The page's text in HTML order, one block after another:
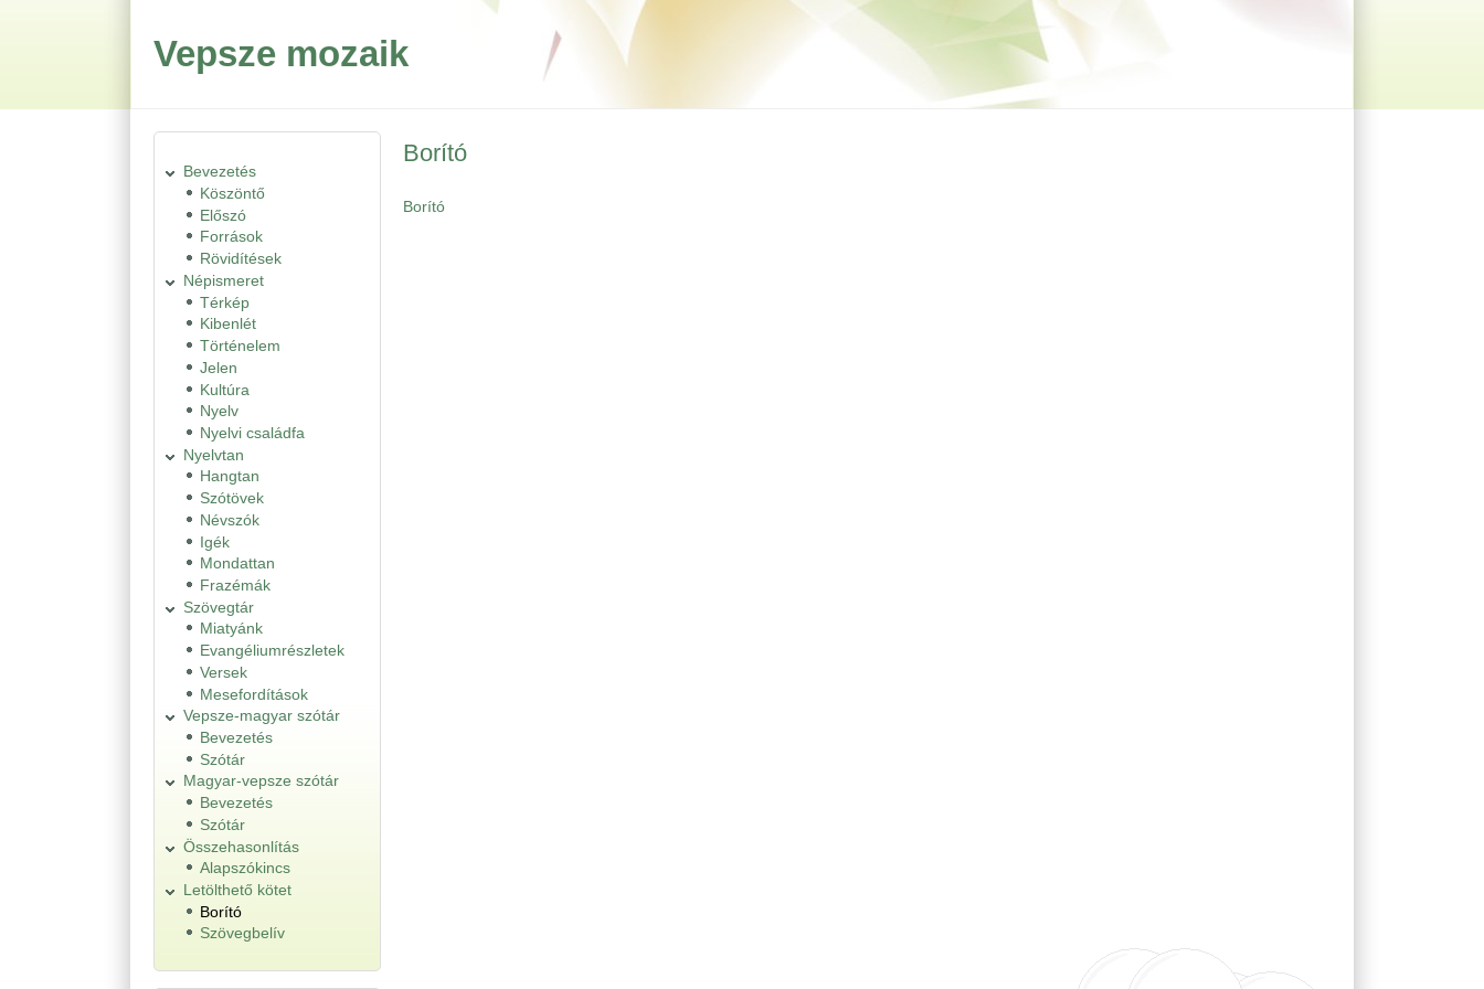
Vepsze mozaik
Bevezetés
Köszöntő
Előszó
Források
Rövidítések
Népismeret
Térkép
Kibenlét
Történelem
Jelen
Kultúra
Nyelv
Nyelvi családfa
Nyelvtan
Hangtan
Szótövek
Névszók
Igék
Mondattan
Frazémák
Szövegtár
Miatyánk
Evangéliumrészletek
Versek
Mesefordítások
Vepsze-magyar szótár
Bevezetés
Szótár
Magyar-vepsze szótár
Bevezetés
Szótár
Összehasonlítás
Alapszókincs
Letölthető kötet
Borító
Szövegbelív
Borító
Borító